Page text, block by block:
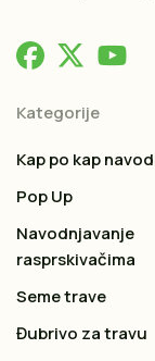
Kategorije
Kap po kap
Pop Up
Navodnjavanje
rasprskivačima
Seme trave
Đubrivo za travu